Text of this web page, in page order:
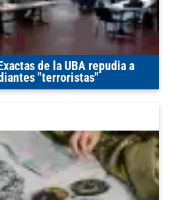
de la UBA repudia a
"terroristas"